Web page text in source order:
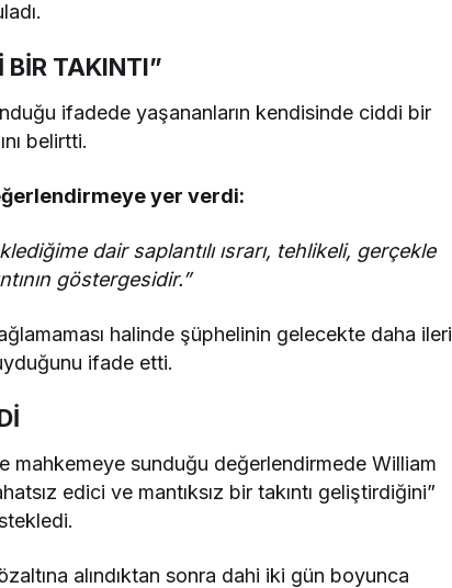
BİR TAKINTI”
ifadede yaşananların kendisinde ciddi bir
belirtti.
yer verdi:
dair saplantılı ısrarı, tehlikeli, gerçekle
göstergesidir.”
halinde şüphelinin gelecekte daha ileri
ifade etti.
mahkemeye sunduğu değerlendirmede William
edici ve mantıksız bir takıntı geliştirdiğini”
alındıktan sonra dahi iki gün boyunca